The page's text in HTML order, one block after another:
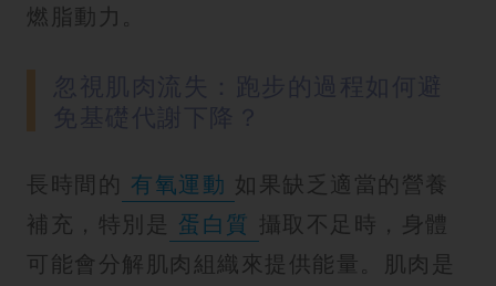
燃脂動力。
長時間的 有氧運動 如果缺乏適當的營養
補充，特別是 蛋白質 攝取不足時，身體
可能會分解肌肉組織來提供能量。肌肉是